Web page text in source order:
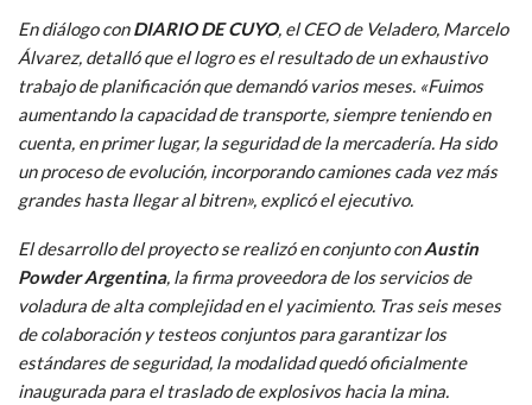
En diálogo conDIARIO DE CUYO, el CEO de Veladero, Marcelo
Álvarez, detalló que el logro es el resultado de un exhaustivo
trabajo de planificación que demandó varios meses. «Fuimos
aumentando la capacidad de transporte, siempre teniendo en
cuenta, en primer lugar, la seguridad de la mercadería. Ha sido
un proceso de evolución, incorporando camiones cada vez más
grandes hasta llegar al bitren», explicó el ejecutivo.
El desarrollo del proyecto se realizó en conjunto conAustin
Powder Argentina, la firma proveedora de los servicios de
voladura de alta complejidad en el yacimiento. Tras seis meses
de colaboración y testeos conjuntos para garantizar los
estándares de seguridad, la modalidad quedó oficialmente
inaugurada para el traslado de explosivos hacia la mina.